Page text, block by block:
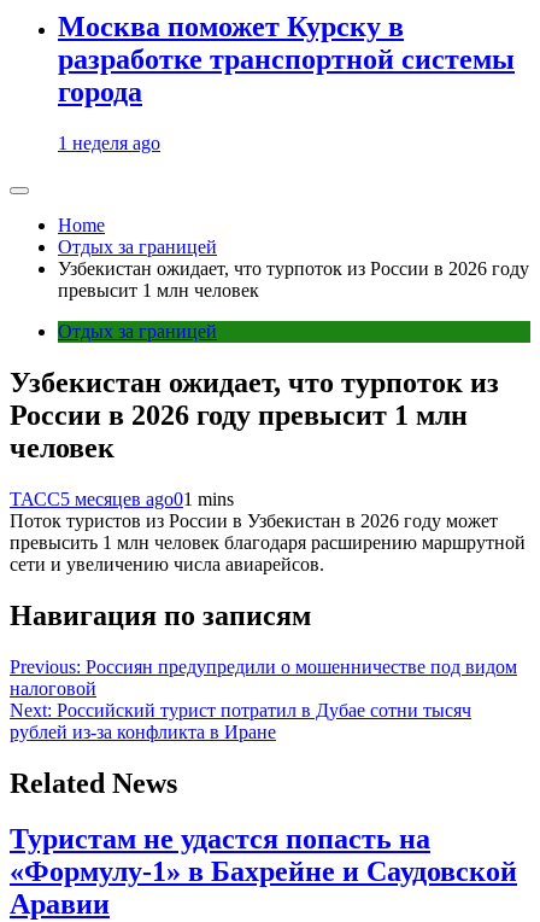
Москва поможет Курску в
разработке транспортной системы
города
1 неделя ago
Home
Отдых за границей
Узбекистан ожидает, что турпоток из России в 2026 году
превысит 1 млн человек
Отдых за границей
Узбекистан ожидает, что турпоток из
России в 2026 году превысит 1 млн
человек
ТАСС5 месяцев ago01 mins
Поток туристов из России в Узбекистан в 2026 году может
превысить 1 млн человек благодаря расширению маршрутной
сети и увеличению числа авиарейсов.
Навигация по записям
Previous: Россиян предупредили о мошенничестве под видом
налоговой
Next: Российский турист потратил в Дубае сотни тысяч
рублей из-за конфликта в Иране
Related News
Туристам не удастся попасть на
«Формулу-1» в Бахрейне и Саудовской
Аравии